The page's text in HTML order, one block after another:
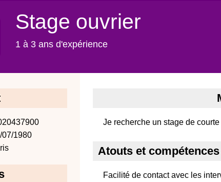
Stage ouvrier
1 à 3 ans d'expérience
07/1980
Je recherche un stage de
Atouts et compétences
Facilité de contact avec les